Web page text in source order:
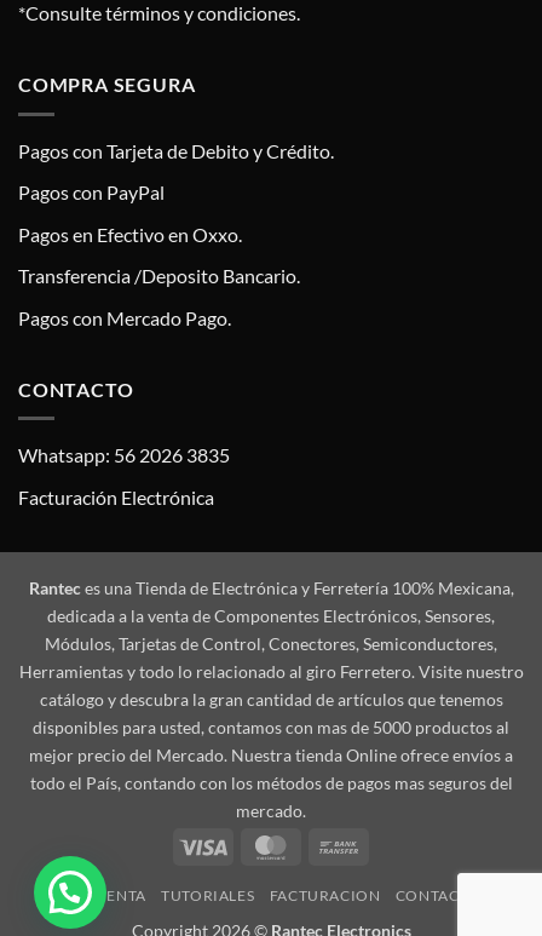
*Consulte términos y condiciones.
COMPRA SEGURA
Pagos con Tarjeta de Debito y Crédito.
Pagos con PayPal
Pagos en Efectivo en Oxxo.
Transferencia /Deposito Bancario.
Pagos con Mercado Pago.
CONTACTO
Whatsapp: 56 2026 3835
Facturación Electrónica
Ranteces una Tienda de Electrónica y Ferretería 100% Mexicana,
dedicada a la venta de Componentes Electrónicos, Sensores,
Módulos, Tarjetas de Control, Conectores, Semiconductores,
Herramientas y todo lo relacionado al giro Ferretero. Visite nuestro
catálogo y descubra la gran cantidad de artículos que tenemos
disponibles para usted, contamos con mas de 5000 productos al
mejor precio del Mercado. Nuestra tienda Online ofrece envíos a
todo el País, contando con los métodos de pagos mas seguros del
mercado.
Visa
MasterCard
MI CUENTA TUTORIALES FACTURACION CONTACTO
Copyright 2026 © Rantec Electronics